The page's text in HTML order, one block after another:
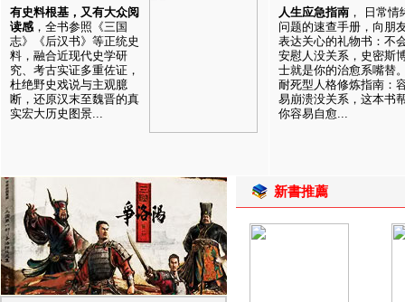
有史料根基，又有大众阅
读感 ，全书参照《三国
志》《后汉书》等正统史
料，融合近现代史学研
究、考古实证多重佐证，
杜绝野史戏说与主观臆
断，还原汉末至魏晋的真
实宏大历史图景...
人生应急指南 ， 日常情
问题的速查手册，向朋
表达关心的礼物书：不
安慰人没关系，史密斯
士就是你的治愈系嘴替
耐死型人格修炼指南：
易崩溃没关系，这本书
你容易自愈...
新書推薦